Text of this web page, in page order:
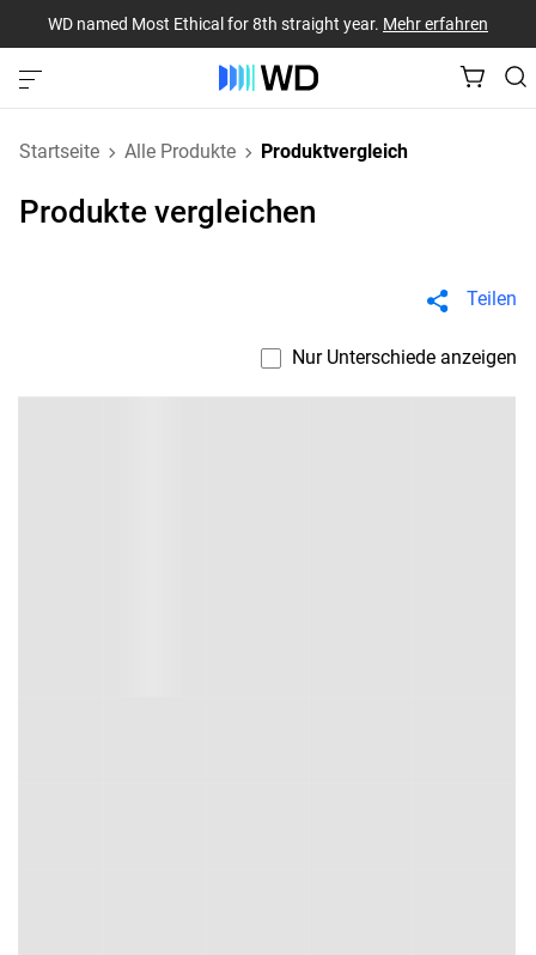
WD named Most Ethical for 8th straight year. Mehr erfahren
Startseite Alle Produkte Produktvergleich
Produkte vergleichen
Teilen
Nur Unterschiede anzeigen